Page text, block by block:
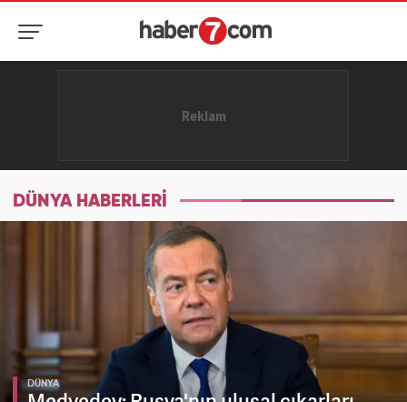
DÜNYA HABERLERİ
DÜNYA